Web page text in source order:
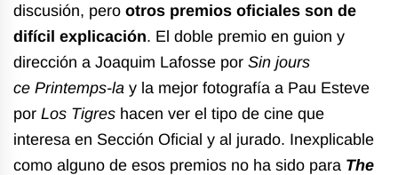
discusión, pero otros premios oficiales son de
difícil explicación. El doble premio en guion y
dirección a Joaquim Lafosse por Sin jours
ce Printemps-la y la mejor fotografía a Pau Esteve
por Los Tigres hacen ver el tipo de cine que
interesa en Sección Oficial y al jurado. Inexplicable
como alguno de esos premios no ha sido para The